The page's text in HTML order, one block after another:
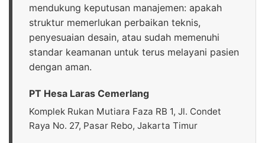
mendukung keputusan manajemen: apakah
struktur memerlukan perbaikan teknis,
penyesuaian desain, atau sudah memenuhi
standar keamanan untuk terus melayani pasien
dengan aman.
PT Hesa Laras Cemerlang
Komplek Rukan Mutiara Faza RB 1, Jl. Condet
Raya No. 27, Pasar Rebo, Jakarta Timur